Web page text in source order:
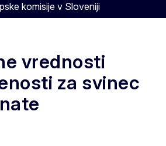
komisije v Sloveniji
vrednosti
za svinec